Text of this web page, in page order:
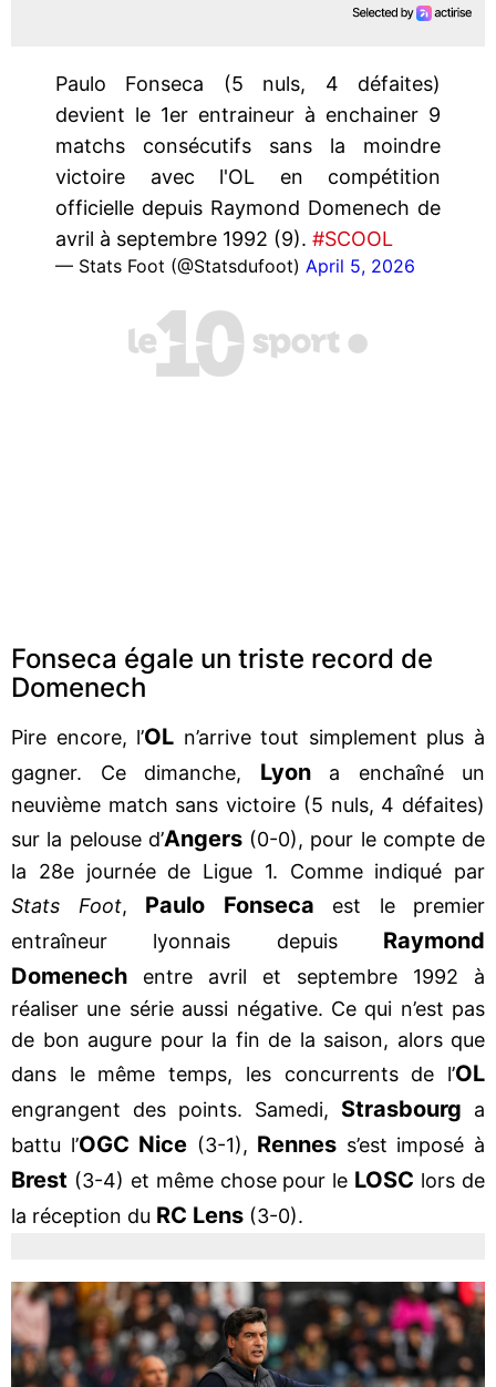
Paulo Fonseca (5 nuls, 4 défaites)
devient le 1er entraineur à enchainer 9
matchs consécutifs sans la moindre
victoire avec l'OL en compétition
officielle depuis Raymond Domenech de
avril à septembre 1992 (9). #SCOOL
— Stats Foot (@Statsdufoot) April 5, 2026
Fonseca égale un triste record de
Domenech
Pire encore, l’OL n’arrive tout simplement plus à
gagner. Ce dimanche, Lyona enchaîné un
neuvième match sans victoire (5 nuls, 4 défaites)
sur la pelouse d’Angers(0-0), pour le compte de
la 28e journée de Ligue 1. Comme indiqué par
Stats Foot, Paulo Fonseca est le premier
entraîneur lyonnais depuis Raymond
Domenech entre avril et septembre 1992 à
réaliser une série aussi négative. Ce qui n’est pas
de bon augure pour la fin de la saison, alors que
dans le même temps, les concurrents de l’OL
engrangent des points. Samedi, Strasbourg a
battu l’OGC Nice (3-1), Rennes s’est imposé à
Brest (3-4) et même chose pour le LOSC lors de
la réception du RC Lens (3-0).